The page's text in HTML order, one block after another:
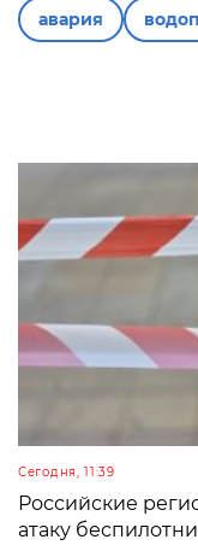
авария
Сегодня, 11:39
Российские
атаку